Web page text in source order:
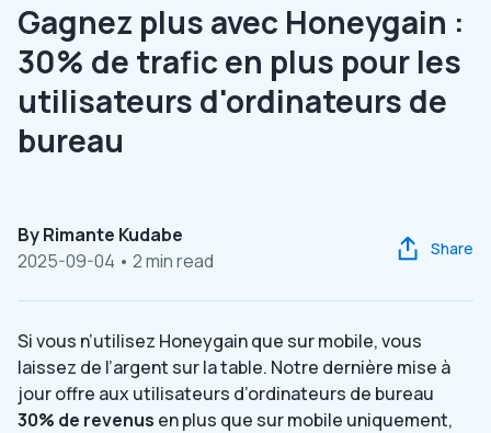
Gagnez plus avec Honeygain :
30% de trafic en plus pour les
utilisateurs d'ordinateurs de
bureau
ByRimante Kudabe
2025-09-04 • 2 min read
Share
Si vous n’utilisez Honeygain que sur mobile, vous
laissez de l’argent sur la table. Notre dernière mise à
jour offre aux utilisateurs d’ordinateurs de bureau
30% de revenus en plus que sur mobile uniquement,